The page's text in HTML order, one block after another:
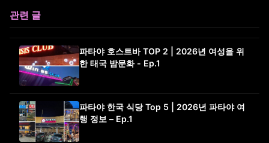
관련 글
파타야 호스트바 TOP 2 | 2026년 여성을 위
한 태국 밤문화 - Ep.1
파타야 한국 식당 Top 5 | 2026년 파타야 여
행 정보 – Ep.1